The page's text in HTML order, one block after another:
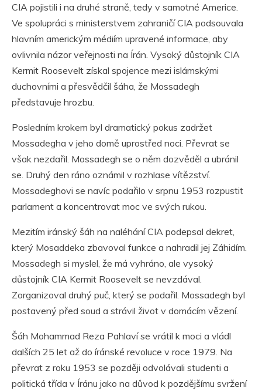
CIA pojistili i na druhé straně, tedy v samotné Americe.
Ve spolupráci s ministerstvem zahraničí CIA podsouvala
hlavním americkým médiím upravené informace, aby
ovlivnila názor veřejnosti na Írán. Vysoký důstojník CIA
Kermit Roosevelt získal spojence mezi islámskými
duchovními a přesvědčil šáha, že Mossadegh
představuje hrozbu.
Posledním krokem byl dramatický pokus zadržet
Mossadegha v jeho domě uprostřed noci. Převrat se
však nezdařil. Mossadegh se o něm dozvěděl a ubránil
se. Druhý den ráno oznámil v rozhlase vítězství.
Mossadeghovi se navíc podařilo v srpnu 1953 rozpustit
parlament a koncentrovat moc ve svých rukou.
Mezitím iránský šáh na naléhání CIA podepsal dekret,
který Mosaddeka zbavoval funkce a nahradil jej Záhidím.
Mossadegh si myslel, že má vyhráno, ale vysoký
důstojník CIA Kermit Roosevelt se nevzdával.
Zorganizoval druhý puč, který se podařil. Mossadegh byl
postavený před soud a strávil život v domácím vězení.
Šáh Mohammad Reza Pahlaví se vrátil k moci a vládl
dalších 25 let až do íránské revoluce v roce 1979. Na
převrat z roku 1953 se později odvolávali studenti a
politická třída v Íránu jako na důvod k pozdějšímu svržení